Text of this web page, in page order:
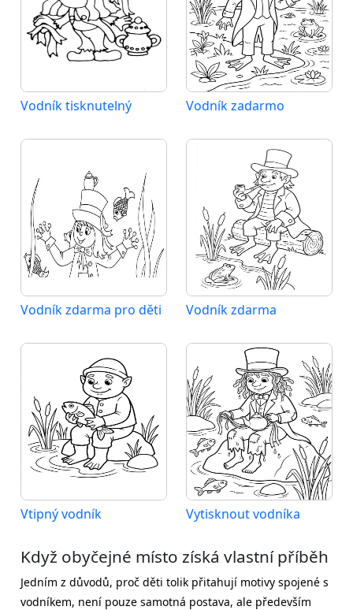
Vodník tisknutelný Vodník zadarmo
Vodník zdarma pro děti Vodník zdarma
Vtipný vodník Vytisknout vodníka
Když obyčejné místo získá vlastní příběh
Jedním z důvodů, proč děti tolik přitahují motivy spojené s
vodníkem, není pouze samotná postava, ale především